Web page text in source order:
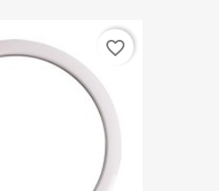
favorite_border